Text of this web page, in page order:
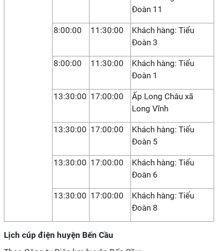
Đoàn 11
8:00:00 11:30:00
Khách hàng: Tiểu
Đoàn 3
8:00:00 11:30:00
Khách hàng: Tiểu
Đoàn 1
13:30:00 17:00:00
Ấp Long Châu xã
Long Vĩnh
13:30:00 17:00:00
Khách hàng: Tiểu
Đoàn 5
13:30:00 17:00:00
Khách hàng: Tiểu
Đoàn 6
13:30:00 17:00:00
Khách hàng: Tiểu
Đoàn 8
Lịch cúp điện huyện Bến Cầu